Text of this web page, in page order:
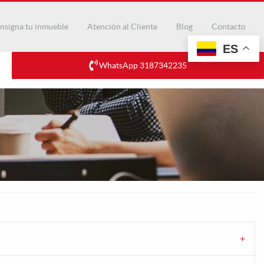
tu inmueble Atención al Cliente Blog Contacto
WhatsApp 3187342235
ES